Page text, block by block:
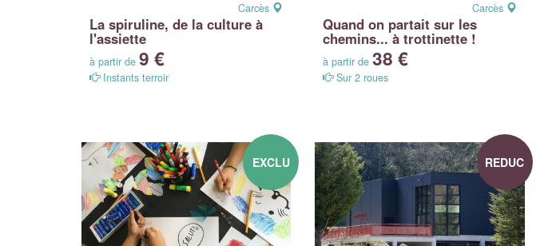
Carcès
La spiruline, de la culture à
l'assiette
à partir de 9 €
Instants terroir
Carcès
Quand on partait sur les
chemins... à trottinette !
à partir de38 €
Sur 2 roues
EXCLU REDUC